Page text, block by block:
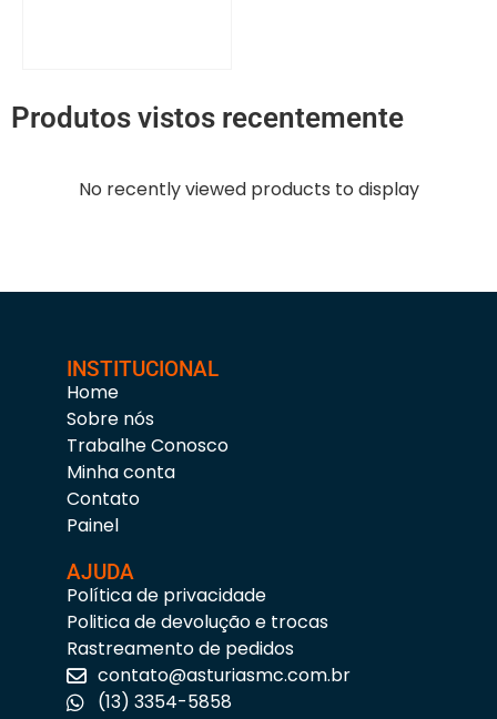
Produtos vistos recentemente
No recently viewed products to display
INSTITUCIONAL
Home
Sobre nós
Trabalhe Conosco
Minha conta
Contato
Painel
AJUDA
Política de privacidade
Politica de devolução e trocas
Rastreamento de pedidos
contato@asturiasmc.com.br
(13) 3354-5858